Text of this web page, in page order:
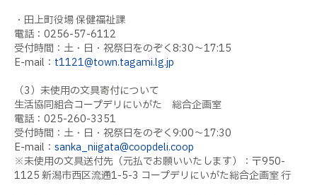
・田上町役場 保健福祉課
電話：0256-57-6112
受付時間：土・日・祝祭日をのぞく8:30～17:15
E-mail： t1121@town.tagami.lg.jp
（3）未使用の文具寄付について
生活協同組合コープデリにいがた 総合企画室
電話：025-260-3351
受付時間：土・日・祝祭日をのぞく9:00～17:30
E-mail： sanka_niigata@coopdeli.coop
※未使用の文具送付先（元払でお願いいたします）：〒950-
1125 新潟市西区流通1-5-3 コープデリにいがた総合企画室 行